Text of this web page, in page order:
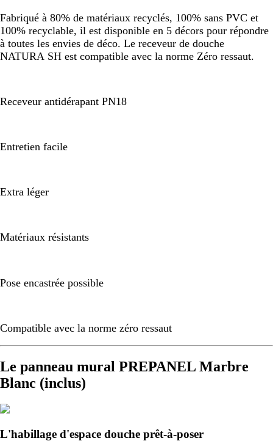
Fabriqué à 80% de matériaux recyclés, 100% sans PVC et
100% recyclable, il est disponible en 5 décors pour répondre
à toutes les envies de déco. Le receveur de douche
NATURA SH est compatible avec la norme Zéro ressaut.
Receveur antidérapant PN18
Entretien facile
Extra léger
Matériaux résistants
Pose encastrée possible
Compatible avec la norme zéro ressaut
Le panneau mural PREPANEL Marbre
Blanc (inclus)
L'habillage d'espace douche prêt-à-poser